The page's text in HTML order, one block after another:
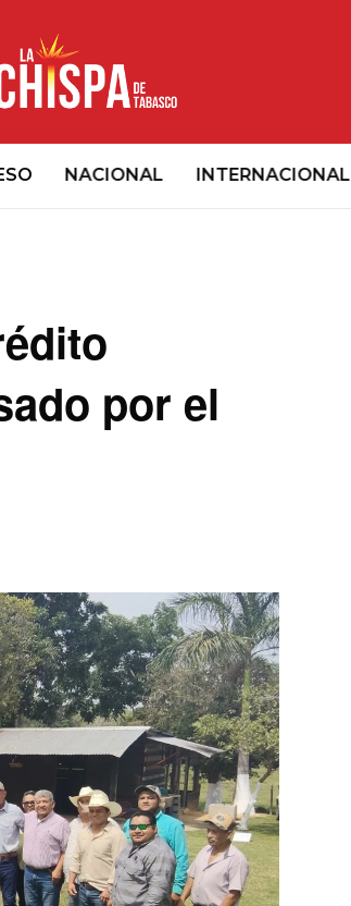
NACIONAL INTERNACIONAL
por el